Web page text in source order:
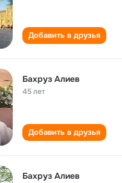
Добавить в друзья
Бахруз Алиев
45 лет
Добавить в друзья
Бахруз Алиев